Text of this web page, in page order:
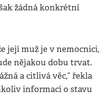
žádná konkrétní
její muž je v nemocnici,
nějakou dobu trvat.
a citlivá věc,“ řekla
informací o stavu